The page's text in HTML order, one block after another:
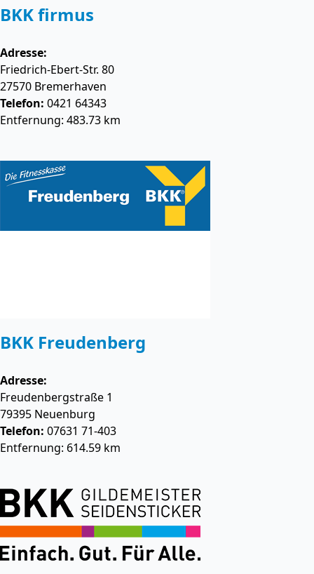
BKK firmus
Adresse:
Friedrich-Ebert-Str. 80
27570 Bremerhaven
Telefon: 0421 64343
Entfernung: 483.73 km
BKK Freudenberg
Adresse:
Freudenbergstraße 1
79395 Neuenburg
Telefon: 07631 71-403
Entfernung: 614.59 km